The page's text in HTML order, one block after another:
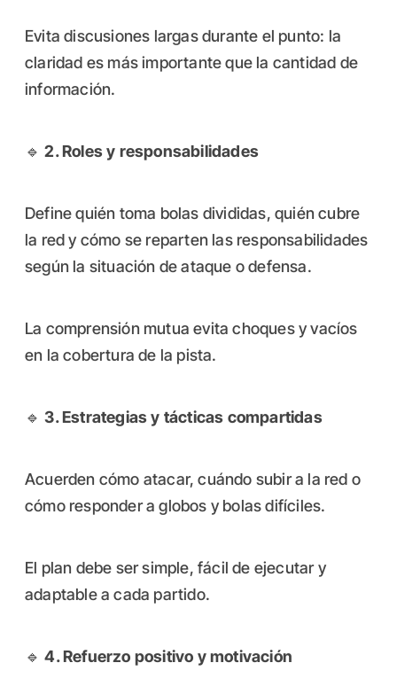
Evita discusiones largas durante el punto: la
claridad es más importante que la cantidad de
información.
🔹2. Roles y responsabilidades
Define quién toma bolas divididas, quién cubre
la red y cómo se reparten las responsabilidades
según la situación de ataque o defensa.
La comprensión mutua evita choques y vacíos
en la cobertura de la pista.
🔹3. Estrategias y tácticas compartidas
Acuerden cómo atacar, cuándo subir a la red o
cómo responder a globos y bolas difíciles.
El plan debe ser simple, fácil de ejecutar y
adaptable a cada partido.
🔹4. Refuerzo positivo y motivación